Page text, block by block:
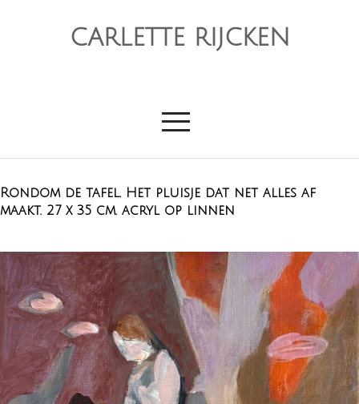
CARLETTE RIJCKEN
Rondom de tafel. Het pluisje dat net alles af
maakt. 27 x 35 cm. acryl op linnen